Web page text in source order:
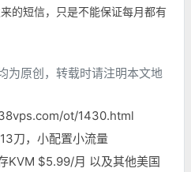
的短信，只是不能保证每月都有
为原创，转载时请注明本文地
ot/1430.html
刀，小配置小流量
KVM $5.99/月 以及其他美国